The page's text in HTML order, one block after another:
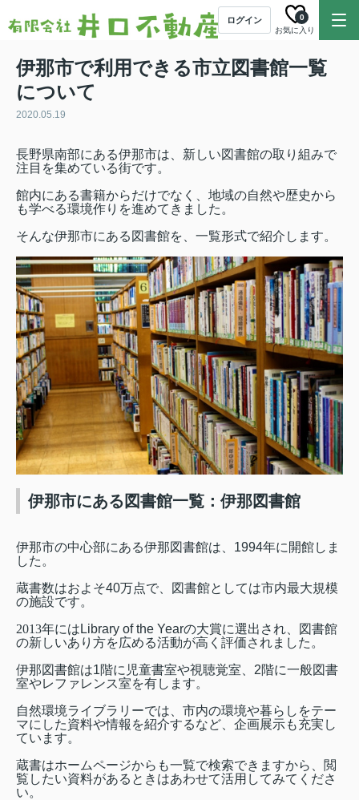
ログイン
お気に入り
0
伊那市で利用できる市立図書館一覧
について
2020.05.19
長野県南部にある伊那市は、新しい図書館の取り組みで
注目を集めている街です。
館内にある書籍からだけでなく、地域の自然や歴史から
も学べる環境作りを進めてきました。
そんな伊那市にある図書館を、一覧形式で紹介します。
伊那市にある図書館一覧：伊那図書館
伊那市の中心部にある伊那図書館は、 1994年に開館しま
した。
蔵書数はおよそ40万点で、図書館としては市内最大規模
の施設です。
2013年には Library of the Yearの大賞に選出され、図書館
の新しいあり方を広める活動が高く評価されました。
伊那図書館は1階に児童書室や視聴覚室、 2階に一般図書
室やレファレンス室を有します。
自然環境ライブラリーでは、市内の環境や暮らしをテー
マにした資料や情報を紹介するなど、企画展示も充実し
ています。
蔵書はホームページからも一覧で検索できますから、閲
覧したい資料があるときはあわせて活用してみてくださ
い。